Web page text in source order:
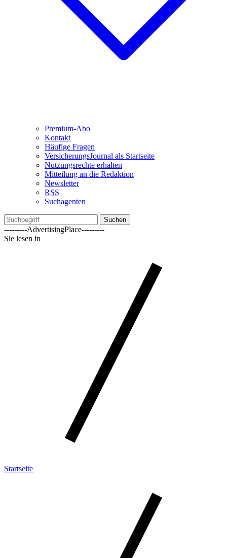
Premium-Abo
Kontakt
Häufige Fragen
VersicherungsJournal als Startseite
Nutzungsrechte erhalten
Mitteilung an die Redaktion
Newsletter
RSS
Suchagenten
Suchen
---------AdvertisingPlace---------
Sie lesen in
Startseite